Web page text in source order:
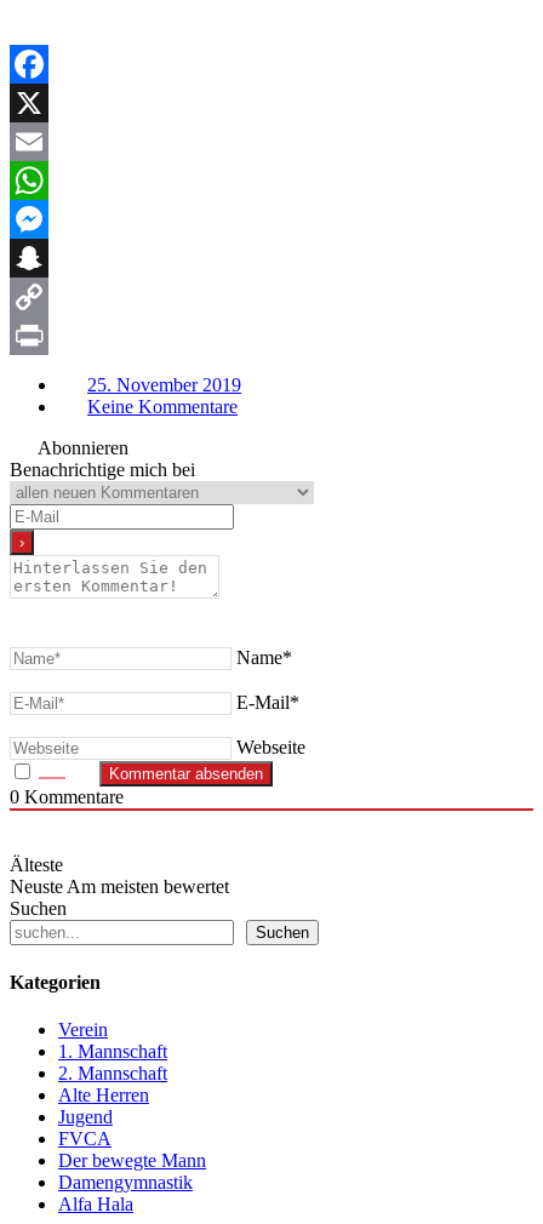
Facebook
X
Email
WhatsApp
Messenger
Snapchat
Copy
25. November 2019
Keine Kommentare
Abonnieren
Benachrichtige mich bei
Name*
E-Mail*
Webseite
0 Kommentare
Älteste
NeusteAm meisten bewertet
Suchen
Suchen
Kategorien
Verein
1. Mannschaft
2. Mannschaft
Alte Herren
Jugend
FVCA
Der bewegte Mann
Damengymnastik
Alfa Hala